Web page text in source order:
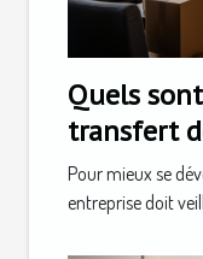
Quels
transfert
Pour mieux se
entreprise doit